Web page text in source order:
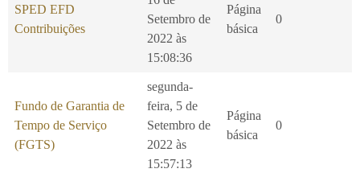
SPED EFD
Contribuições
Setembro de
2022 às
15:08:36
Página
básica
0
Fundo de Garantia de
Tempo de Serviço
(FGTS)
segunda-
feira, 5 de
Setembro de
2022 às
15:57:13
Página
básica
0